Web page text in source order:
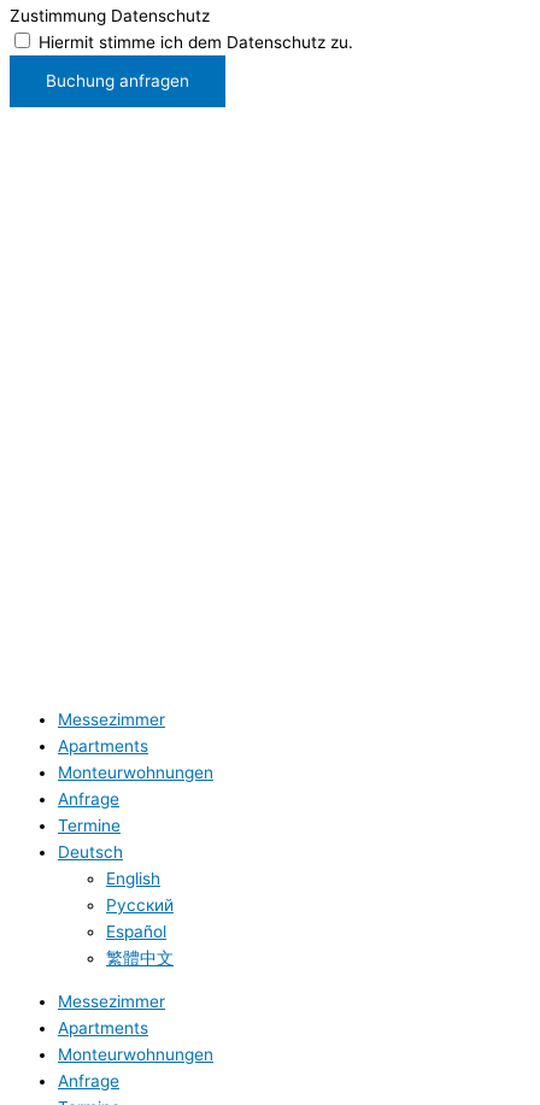
Zustimmung Datenschutz
Hiermit stimme ich dem Datenschutz zu.
Buchung anfragen
Messezimmer
Apartments
Monteurwohnungen
Anfrage
Termine
Deutsch
English
Русский
Español
繁體中文
Messezimmer
Apartments
Monteurwohnungen
Anfrage